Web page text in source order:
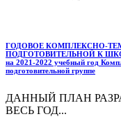
ГОДОВОЕ КОМПЛЕКСНО-
ПОДГОТОВИТЕЛЬНОЙ К
на 2021-2022 учебный год
подготовительной группе
ДАННЫЙ ПЛАН
ВЕСЬ ГОД...